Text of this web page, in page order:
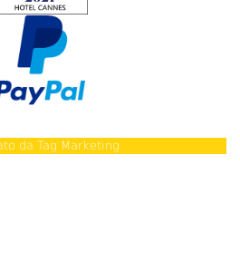
da Tag Marketing